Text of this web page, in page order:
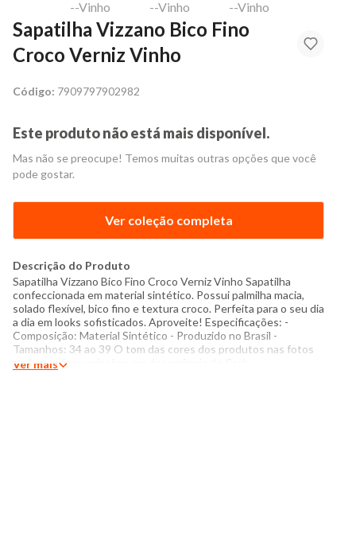
Sapatilha Vizzano Bico Fino
Croco Verniz Vinho
Código: 7909797902982
Este produto não está mais disponível.
Mas não se preocupe! Temos muitas outras opções que você
pode gostar.
Ver coleção completa
Descrição do Produto
Sapatilha Vizzano Bico Fino Croco Verniz Vinho Sapatilha
confeccionada em material sintético. Possui palmilha macia,
solado flexível, bico fino e textura croco. Perfeita para o seu dia
a dia em looks sofisticados. Aproveite! Especificações: -
Composição: Material Sintético - Produzido no Brasil -
Tamanhos: 34 ao 39 O tom das cores dos produtos nas fotos
podem sofrer variações em decorrência do flash.
Ver mais